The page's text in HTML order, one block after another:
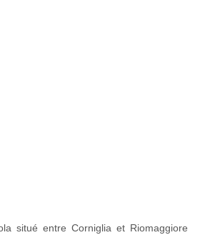
situé entre Corniglia et Riomaggiore